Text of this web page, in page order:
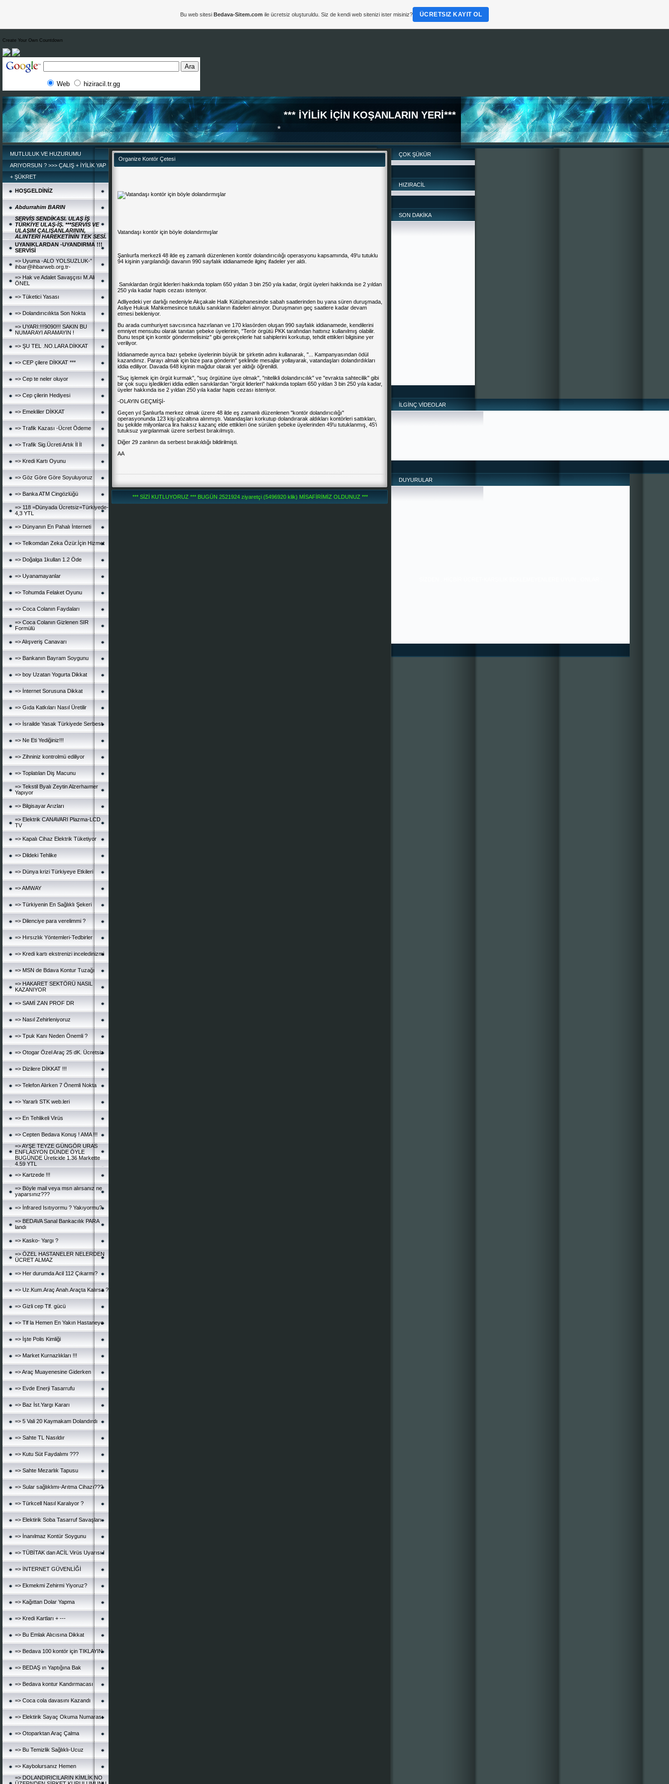
Create Your Own Countdown
Web hiziracil.tr.gg
*** İYİLİK İÇİN KOŞANLARIN YERİ***
MUTLULUK VE HUZURUMU
ARIYORSUN ? >>> ÇALIŞ + İYİLİK YAP
+ ŞÜKRET
HOŞGELDİNİZ
Abdurrahim BARIN
SERVİS SENDİKASI. ULAŞ İŞ
TÜRKİYE ULAŞ-İŞ. ***SERVİS VE
ULAŞIM ÇALIŞANLARININ,
ALINTERİ HAREKETİNİN TEK SESİ.
UYANIKLARDAN -UYANDIRMA !!!
SERVİSİ
=> Uyuma -ALO YOLSUZLUK-”
ihbar@ihbarweb.org.tr-
=> Hak ve Adalet Savaşçısı M.Ali
ÖNEL
=> Tüketici Yasası
=> Dolandırıcılıkta Son Nokta
=> UYARI:!!!9090!!! SAKIN BU
NUMARAYI ARAMAYIN !
=> ŞU TEL .NO.LARA DİKKAT
=> CEP çilere DİKKAT ***
=> Cep te neler oluyor
=> Cep çilerin Hediyesi
=> Emekliler DİKKAT
=> Trafik Kazası -Ücret Ödeme
=> Trafik Sig.Ücreti Artık İl İl
=> Kredi Kartı Oyunu
=> Göz Göre Göre Soyuluyoruz
=> Banka ATM Cingözlüğü
=> 118 =Dünyada Ücretsiz=Türkiyede-
4,3 YTL
=> Dünyanın En Pahalı İnterneti
=> Telkomdan Zeka Özür.İçin Hizmet
=> Doğalga 1kullan 1.2 Öde
=> Uyanamayanlar
=> Tohumda Felaket Oyunu
=> Coca Colanın Faydaları
=> Coca Colanın Gizlenen SIR
Formülü
=> Alışveriş Canavarı
=> Bankanın Bayram Soygunu
=> boy Uzatan Yogurta Dikkat
=> İnternet Sorusuna Dikkat
=> Gıda Katkıları Nasıl Üretilir
=> İsrailde Yasak Türkiyede Serbest
=> Ne Eti Yediğiniz!!!
=> Zihniniz kontrolmü ediliyor
=> Toplatılan Diş Macunu
=> Tekstil Byalı Zeytin Alzerhaımer
Yapıyor
=> Bilgisayar Arızları
=> Elektrik CANAVARI Plazma-LCD
TV
=> Kapalı Cihaz Elektrik Tüketiyor
=> Dildeki Tehlike
=> Dünya krizi Türkiyeye Etkileri
=> AMWAY
=> Türkiyenin En Sağlıklı Şekeri
=> Dilenciye para verelimmi ?
=> Hırsızlık Yöntemleri-Tedbirler
=> Kredi kartı ekstrenizi inceledinizmi
=> MSN de Bdava Kontur Tuzağı
=> HAKARET SEKTÖRÜ NASIL
KAZANIYOR
=> SAMİ ZAN PROF DR
=> Nasıl Zehirleniyoruz
=> Tpuk Kanı Neden Önemli ?
=> Otogar Özel Araç 25 dK. Ücretsiz
=> Dizilere DİKKAT !!!
=> Telefon Alırken 7 Önemli Nokta
=> Yararlı STK web.leri
=> En Tehlikeli Virüs
=> Cepten Bedava Konuş ! AMA !!!
=> AYŞE TEYZE GÜNGÖR URAS
ENFLASYON DÜNDE ÖYLE
BUGÜNDE Üreticide 1.36 Markette
4.59 YTL
=> Kartzede !!!
=> Böyle mail veya msn alırsanız ne
yaparsınız???
=> İnfrared Isıtıyormu ? Yakıyormu?
=> BEDAVA Sanal Bankacılık PARA
landı
=> Kasko- Yargı ?
=> ÖZEL HASTANELER NELERDEN
ÜCRET ALMAZ
=> Her durumda Acil 112 Çıkarmı?
=> Uz.Kum.Araç Anah.Araçta Kalırsa ?
=> Gizli cep Tlf. gücü
=> Tlf la Hemen En Yakın Hastaneye
=> İşte Polis Kimliği
=> Market Kurnazlıkları !!!
=> Araç Muayenesine Giderken
=> Evde Enerji Tasarrufu
=> Baz İst.Yargı Kararı
=> 5 Vali 20 Kaymakam Dolandırdı
=> Sahte TL Nasıldır
=> Kutu Süt Faydalımı ???
=> Sahte Mezarlık Tapusu
=> Sular sağlıklımı-Arıtma Cihazı???
=> Türkcell Nasıl Karalıyor ?
=> Elektirik Soba Tasarruf Savaşları
=> İnanılmaz Kontür Soygunu
=> TÜBİTAK dan ACİL Virüs Uyarısı !
=> İNTERNET GÜVENLİĞİ
=> Ekmekmi Zehirmi Yiyoruz?
=> Kağıttan Dolar Yapma
=> Kredi Kartları + ---
=> Bu Emlak Alıcısına Dikkat
=> Bedava 100 kontör için TIKLAYIN
=> BEDAŞ ın Yaptığına Bak
=> Bedava kontur Kandırmacası
=> Coca cola davasını Kazandı
=> Elektirik Sayaç Okuma Numarası
=> Otoparktan Araç Çalma
=> Bu Temizlik Sağlıklı-Ucuz
=> Kaybolursanız Hemen
=> DOLANDIRICILARIN KİMLİK NO
Organize Kontör Çetesi
Vatandaşı kontör için böyle dolandırmışlar
Şanlıurfa merkezli 48 ilde eş zamanlı düzenlenen kontör dolandırıcılığı operasyonu kapsamında, 49'u tutuklu
94 kişinin yargılandığı davanın 990 sayfalık iddianamede ilginç ifadeler yer aldı.
Sanıklardan örgüt liderleri hakkında toplam 650 yıldan 3 bin 250 yıla kadar, örgüt üyeleri hakkında ise 2 yıldan
250 yıla kadar hapis cezası isteniyor.
Adliyedeki yer darlığı nedeniyle Akçakale Halk Kütüphanesinde sabah saatlerinden bu yana süren duruşmada,
Asliye Hukuk Mahkemesince tutuklu sanıkların ifadeleri alınıyor. Duruşmanın geç saatlere kadar devam
etmesi bekleniyor.
Bu arada cumhuriyet savcısınca hazırlanan ve 170 klasörden oluşan 990 sayfalık iddianamede, kendilerini
emniyet mensubu olarak tanıtan şebeke üyelerinin, ''Terör örgütü PKK tarafından hattınız kullanılmış olabilir.
Bunu tespit için kontör göndermelisiniz'' gibi gerekçelerle hat sahiplerini korkutup, tehdit ettikleri bilgisine yer
veriliyor.
İddianamede ayrıca bazı şebeke üyelerinin büyük bir şirketin adını kullanarak, ''... Kampanyasından ödül
kazandınız. Parayı almak için bize para gönderin'' şeklinde mesajlar yollayarak, vatandaşları dolandırdıkları
iddia ediliyor. Davada 648 kişinin mağdur olarak yer aldığı öğrenildi.
''Suç işlemek için örgüt kurmak'', ''suç örgütüne üye olmak'', ''nitelikli dolandırıcılık'' ve ''evrakta sahtecilik'' gibi
bir çok suçu işledikleri iddia edilen sanıklardan ''örgüt liderleri'' hakkında toplam 650 yıldan 3 bin 250 yıla kadar,
üyeler hakkında ise 2 yıldan 250 yıla kadar hapis cezası isteniyor.
-OLAYIN GEÇMİŞİ-
Geçen yıl Şanlıurfa merkez olmak üzere 48 ilde eş zamanlı düzenlenen ''kontör dolandırıcılığı''
operasyonunda 123 kişi gözaltına alınmıştı. Vatandaşları korkutup dolandırarak aldıkları kontörleri sattıkları,
bu şekilde milyonlarca lira haksız kazanç elde ettikleri öne sürülen şebeke üyelerinden 49'u tutuklanmış, 45'i
tutuksuz yargılanmak üzere serbest bırakılmıştı.
Diğer 29 zanlının da serbest bırakıldığı bildirilmişti.
AA
*** SİZİ KUTLUYORUZ *** BUGÜN 2521924 ziyaretçi (5496920 klik) MİSAFİRİMİZ OLDUNUZ ***
ÇOK ŞÜKÜR
HIZIRACİL
SON DAKİKA
İLGİNÇ VİDEOLAR
DUYURULAR
Bu web sitesi Bedava-Sitem.com ile ücretsiz oluşturuldu. Siz de kendi web sitenizi ister misiniz? ÜCRETSIZ KAYIT OL